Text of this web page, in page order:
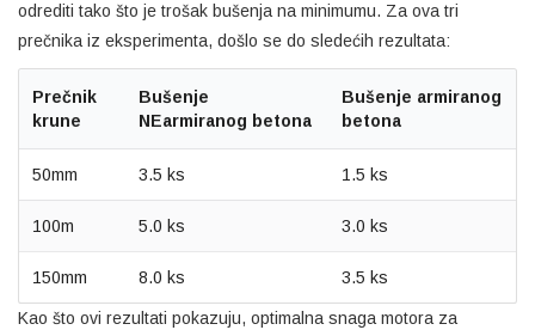
odrediti tako što je trošak bušenja na minimumu. Za ova tri
prečnika iz eksperimenta, došlo se do sledećih rezultata:
Prečnik
krune
Bušenje
NEarmiranog betona
Bušenje armiranog
betona
50mm 3.5 ks 1.5 ks
100m 5.0 ks 3.0 ks
150mm 8.0 ks 3.5 ks
Kao što ovi rezultati pokazuju, optimalna snaga motora za